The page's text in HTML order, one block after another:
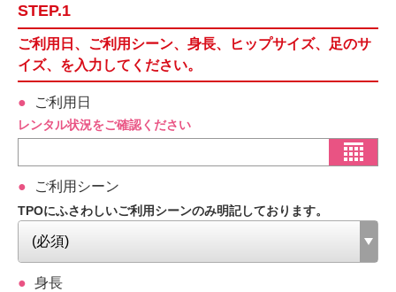
STEP.1
ご利用日、ご利用シーン、身長、ヒップサイズ、足のサ
イズ、を入力してください。
ご利用日
レンタル状況をご確認ください
ご利用シーン
TPOにふさわしいご利用シーンのみ明記しております。
身長